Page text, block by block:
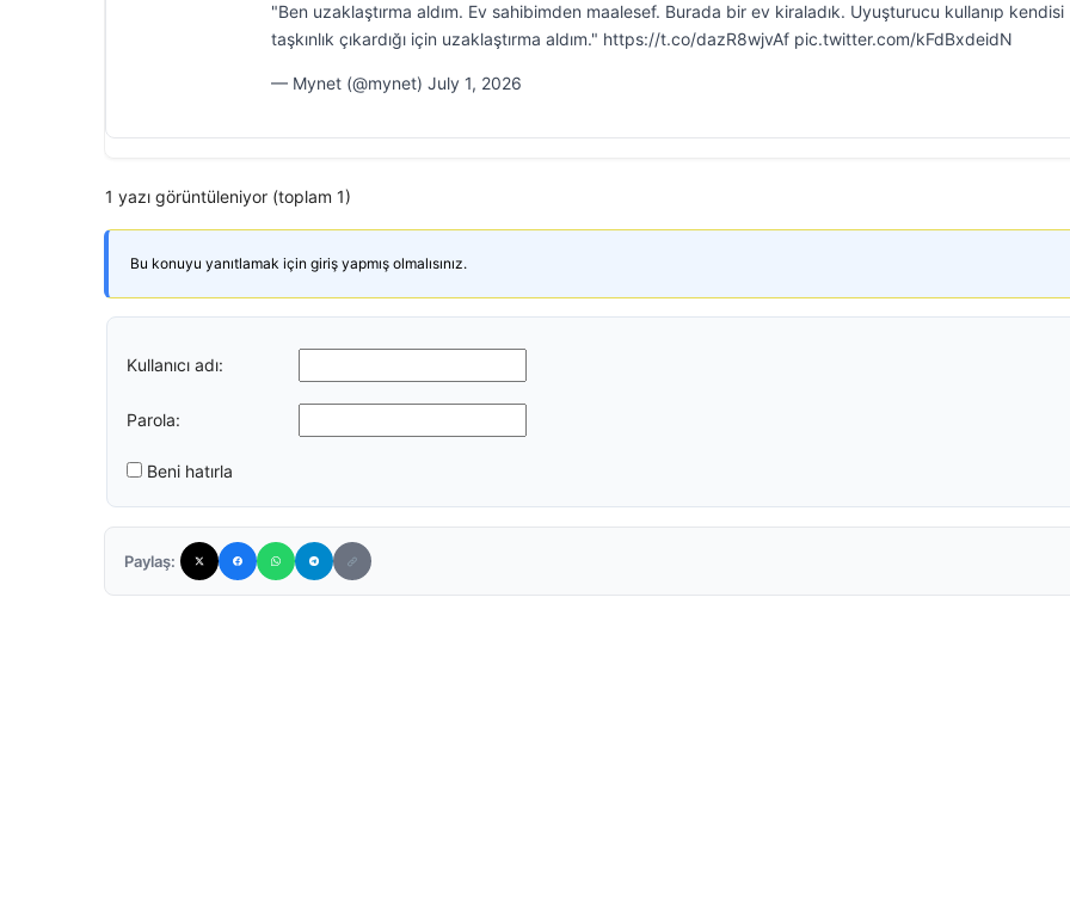
"Ben uzaklaştırma aldım. Ev sahibimden maalesef. Burada bir ev kiraladık. Uyuşturucu kullanıp kendisi
taşkınlık çıkardığı için uzaklaştırma aldım." https://t.co/dazR8wjvAf pic.twitter.com/kFdBxdeidN
— Mynet (@mynet) July 1, 2026
1 yazı görüntüleniyor (toplam 1)
Bu konuyu yanıtlamak için giriş yapmış olmalısınız.
Kullanıcı adı:
Parola:
Beni hatırla
Paylaş: